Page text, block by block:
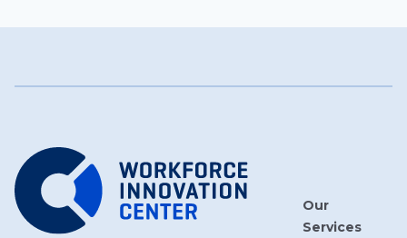
Our
Services